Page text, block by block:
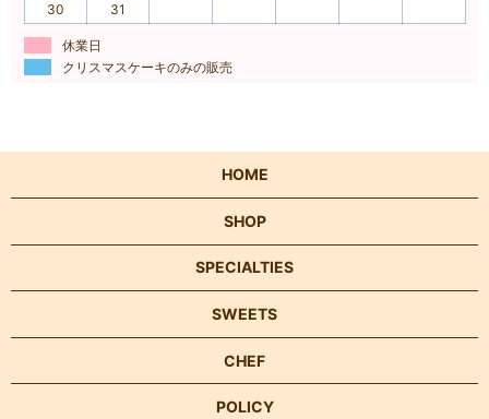
30
31
休業日
クリスマスケーキのみの販売
HOME
SHOP
SPECIALTIES
SWEETS
CHEF
POLICY